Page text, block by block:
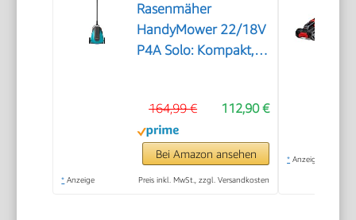
Rasenmäher
HandyMower 22/18V
P4A Solo: Kompakt,
Rasenflächen bis 50
m², Kabellos (14620-
55)
112,90 €
164,99 €
Bei Amazon ansehen
* Anzeige Preis inkl. MwSt., zzgl. Versandkosten
* Anzeige